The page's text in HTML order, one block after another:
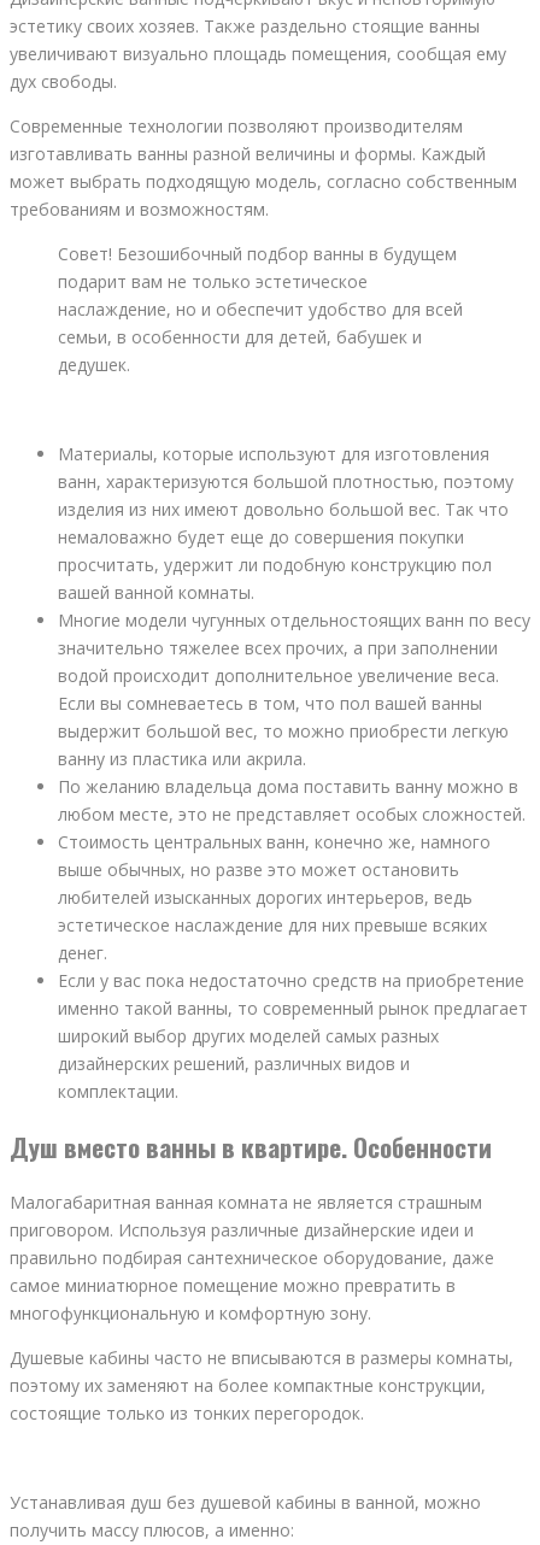
эстетику своих хозяев. Также раздельно стоящие ванны
увеличивают визуально площадь помещения, сообщая ему
дух свободы.
Современные технологии позволяют производителям
изготавливать ванны разной величины и формы. Каждый
может выбрать подходящую модель, согласно собственным
требованиям и возможностям.
Совет! Безошибочный подбор ванны в будущем
подарит вам не только эстетическое
наслаждение, но и обеспечит удобство для всей
семьи, в особенности для детей, бабушек и
дедушек.
Материалы, которые используют для изготовления
ванн, характеризуются большой плотностью, поэтому
изделия из них имеют довольно большой вес. Так что
немаловажно будет еще до совершения покупки
просчитать, удержит ли подобную конструкцию пол
вашей ванной комнаты.
Многие модели чугунных отдельностоящих ванн по весу
значительно тяжелее всех прочих, а при заполнении
водой происходит дополнительное увеличение веса.
Если вы сомневаетесь в том, что пол вашей ванны
выдержит большой вес, то можно приобрести легкую
ванну из пластика или акрила.
По желанию владельца дома поставить ванну можно в
любом месте, это не представляет особых сложностей.
Стоимость центральных ванн, конечно же, намного
выше обычных, но разве это может остановить
любителей изысканных дорогих интерьеров, ведь
эстетическое наслаждение для них превыше всяких
денег.
Если у вас пока недостаточно средств на приобретение
именно такой ванны, то современный рынок предлагает
широкий выбор других моделей самых разных
дизайнерских решений, различных видов и
комплектации.
Душ вместо ванны в квартире. Особенности
Малогабаритная ванная комната не является страшным
приговором. Используя различные дизайнерские идеи и
правильно подбирая сантехническое оборудование, даже
самое миниатюрное помещение можно превратить в
многофункциональную и комфортную зону.
Душевые кабины часто не вписываются в размеры комнаты,
поэтому их заменяют на более компактные конструкции,
состоящие только из тонких перегородок.
Устанавливая душ без душевой кабины в ванной, можно
получить массу плюсов, а именно: